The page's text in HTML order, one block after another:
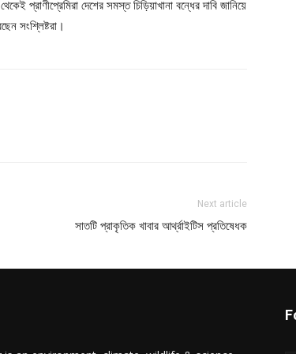
প্রাণীপ্রেমিরা দেশের সমস্ত চিড়িয়াখানা বন্ধের দাবি জানিয়ে
সংশ্লিষ্টরা।
Next article
সাতটি প্রাকৃতিক খাবার আর্থ্রাইটিস প্রতিষেধক